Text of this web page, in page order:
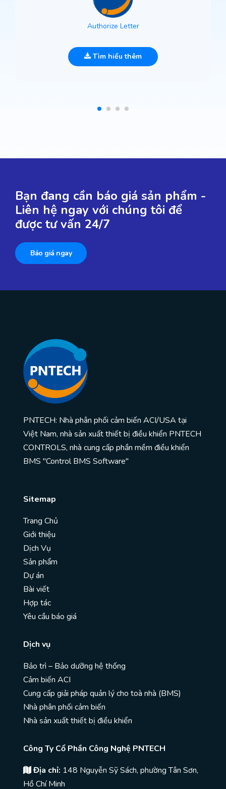
Authorize Letter
Tìm hiểu thêm
Bạn đang cần báo giá sản phẩm -
Liên hệ ngay với chúng tôi để
được tư vấn 24/7
Báo giá ngay
PNTECH: Nhà phân phối cảm biến ACI/USA tại
Việt Nam, nhà sản xuất thiết bị điều khiển PNTECH
CONTROLS, nhà cung cấp phần mềm điều khiển
BMS "Control BMS Software"
Sitemap
Trang Chủ
Giới thiệu
Dịch Vụ
Sản phẩm
Dự án
Bài viết
Hợp tác
Yêu cầu báo giá
Dịch vụ
Bảo trì – Bảo dưỡng hệ thống
Cảm biến ACI
Cung cấp giải pháp quản lý cho toà nhà (BMS)
Nhà phân phối cảm biến
Nhà sản xuất thiết bị điều khiển
Công Ty Cổ Phần Công Nghệ PNTECH
Địa chỉ: 148 Nguyễn Sỹ Sách, phường Tân Sơn,
Hồ Chí Minh